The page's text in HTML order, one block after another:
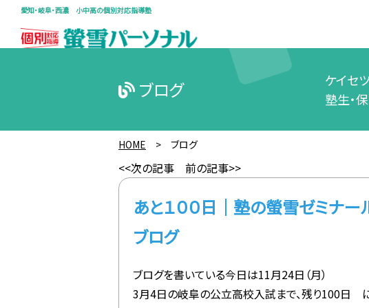
愛知・岐阜・西濃 小中高の個別対応指導塾
ブログ
ケイセ
塾生・
HOME > ブログ
<<次の記事 前の記事>>
あと１００日｜塾の螢雪ゼミナ
ブログ
ブログを書いている今日は11月24日（月）
3月4日の岐阜の公立高校入試まで、残り100日 に